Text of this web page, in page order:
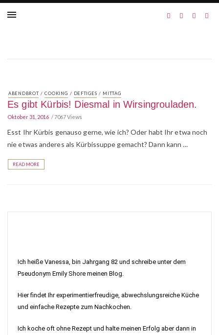
ABENDBROT / COOKING / DEFTIGES / MITTAG
Es gibt Kürbis! Diesmal in Wirsingrouladen.
Oktober 31, 2016 7067 Views
Esst Ihr Kürbis genauso gerne, wie ich? Oder habt Ihr etwa noch
nie etwas anderes als Kürbissuppe gemacht? Dann kann …
READ MORE
Ich heiße Vanessa, bin Jahrgang 82 und schreibe unter dem
Pseudonym Emily Shore meinen Blog.
Hier findet Ihr experimentierfreudige, abwechslungsreiche Küche
und einfache Rezepte zum Nachkochen.
Ich koche oft ohne Rezept und halte meinen Erfolg aber dann in